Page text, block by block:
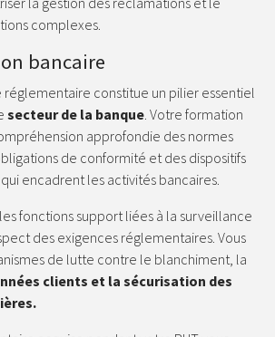
complexes.
bancaire
réglementaire constitue un pilier essentiel
secteur de la banque. Votre formation
approfondie des normes
de conformité et des dispositifs
encadrent les activités bancaires.
fonctions support liées à la surveillance
des exigences réglementaires. Vous
de lutte contre le blanchiment, la
clients et la sécurisation des